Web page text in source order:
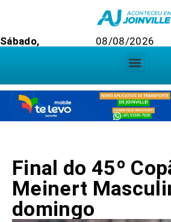
Sábado, 08/08/2026
Final do 45º
Meinert
domingo